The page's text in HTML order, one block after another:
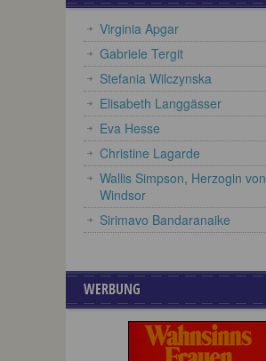
Virginia Apgar
Gabriele Tergit
Stefania Wilczynska
Elisabeth Langgässer
Eva Hesse
Christine Lagarde
Wallis Simpson, Herzogin von
Windsor
Sirimavo Bandaranaike
WERBUNG